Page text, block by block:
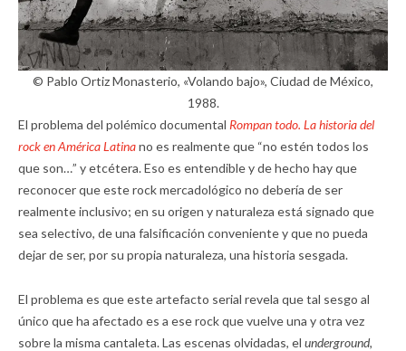
© Pablo Ortiz Monasterio, «Volando bajo», Ciudad de México,
1988.
El problema del polémico documental Rompan todo. La historia del
rock en América Latinano es realmente que “no estén todos los
que son…” y etcétera. Eso es entendible y de hecho hay que
reconocer que este rock mercadológico no debería de ser
realmente inclusivo; en su origen y naturaleza está signado que
sea selectivo, de una falsificación conveniente y que no pueda
dejar de ser, por su propia naturaleza, una historia sesgada.
El problema es que este artefacto serial revela que tal sesgo al
único que ha afectado es a ese rock que vuelve una y otra vez
sobre la misma cantaleta. Las escenas olvidadas, el underground,